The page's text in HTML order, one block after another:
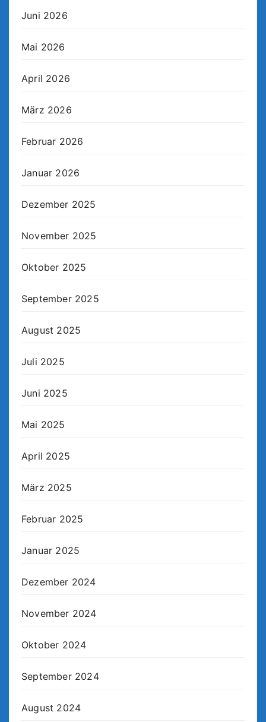
Juni 2026
Mai 2026
April 2026
März 2026
Februar 2026
Januar 2026
Dezember 2025
November 2025
Oktober 2025
September 2025
August 2025
Juli 2025
Juni 2025
Mai 2025
April 2025
März 2025
Februar 2025
Januar 2025
Dezember 2024
November 2024
Oktober 2024
September 2024
August 2024